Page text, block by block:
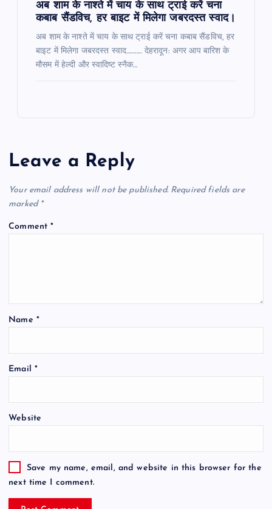
अब शाम के नाश्ते में चाय के साथ ट्राई करें चना
कबाब सैंडविच, हर बाइट में मिलेगा जबरदस्त स्वाद।
अब शाम के नाश्ते में चाय के साथ ट्राई करें चना कबाब सैंडविच, हर
बाइट में मिलेगा जबरदस्त स्वाद……….. देहरादून: अगर आप बारिश के
मौसम में हेल्दी और स्वादिष्ट स्नैक…
Leave a Reply
Your email address will not be published. Required fields are
marked *
Comment*
Name *
Email *
Website
Save my name, email, and website in this browser for the
next time I comment.